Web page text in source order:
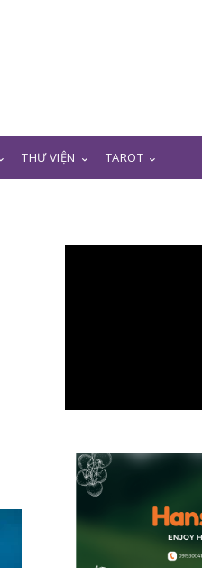
THƯ VIỆN TAROT